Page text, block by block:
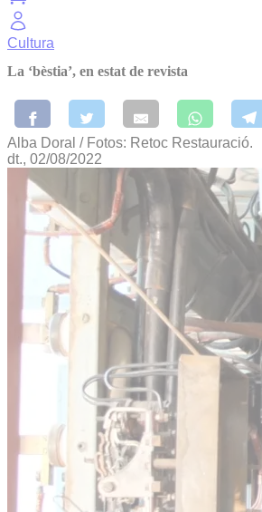
Cultura
La ‘bèstia’, en estat de revista
Alba Doral / Fotos: Retoc Restauració.
dt., 02/08/2022